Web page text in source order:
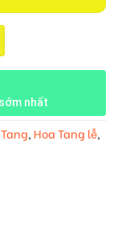
nhất
, Hoa Tang lễ,